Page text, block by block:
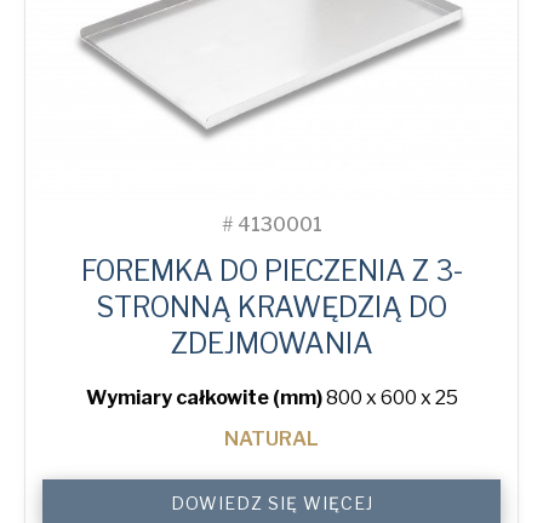
# 4130001
FOREMKA DO PIECZENIA Z 3-
STRONNĄ KRAWĘDZIĄ DO
ZDEJMOWANIA
Wymiary całkowite (mm)800 x 600 x 25
NATURAL
DOWIEDZ SIĘ WIĘCEJ